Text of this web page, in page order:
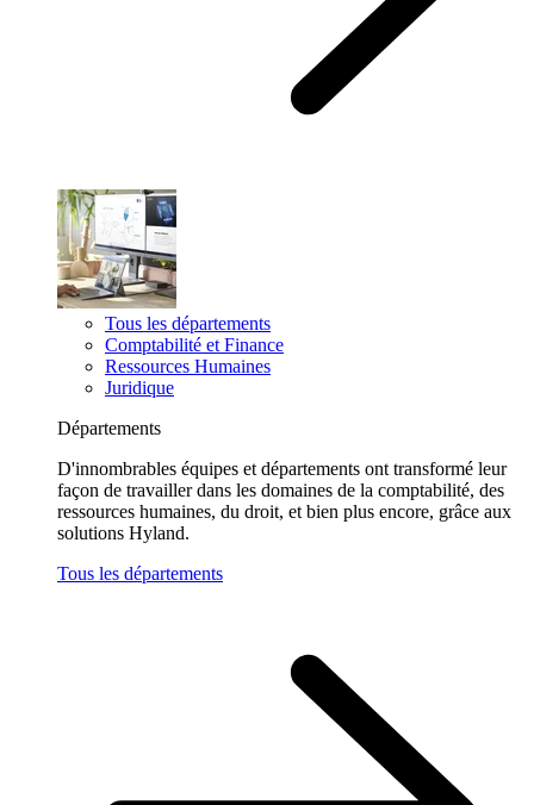
Tous les départements
Comptabilité et Finance
Ressources Humaines
Juridique
Départements
D'innombrables équipes et départements ont transformé leur
façon de travailler dans les domaines de la comptabilité, des
ressources humaines, du droit, et bien plus encore, grâce aux
solutions Hyland.
Tous les départements